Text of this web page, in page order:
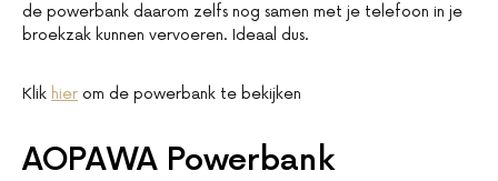
de powerbank daarom zelfs nog samen met je telefoon in je
broekzak kunnen vervoeren. Ideaal dus.
Klik hier om de powerbank te bekijken
AOPAWA Powerbank